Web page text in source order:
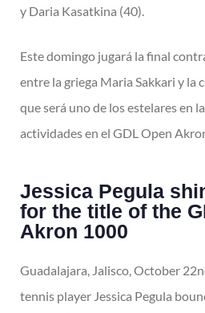
y Daria Kasatkina (40).
Este domingo jugará la final
entre la griega Maria Sakkari y la
que será uno de los estelares en
actividades en el GDL Open
Jessica Pegula
for the title of the
Akron 1000
Guadalajara, Jalisco, October
tennis player Jessica Pegula